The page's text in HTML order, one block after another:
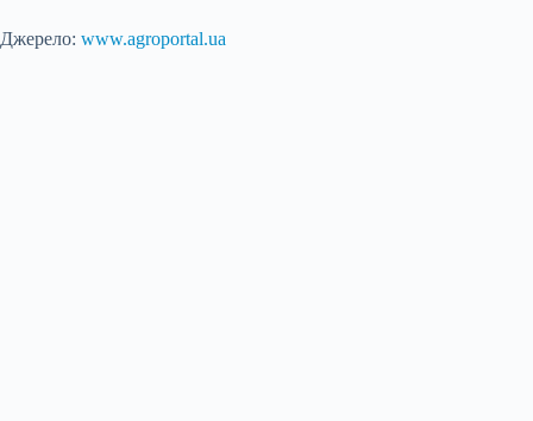
Джерело: www.agroportal.ua